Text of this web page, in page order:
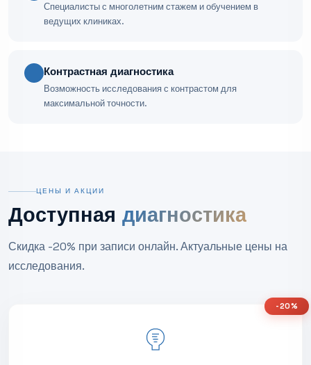
Специалисты с многолетним стажем и обучением в
ведущих клиниках.
Контрастная диагностика
Возможность исследования с контрастом для
максимальной точности.
ЦЕНЫ И АКЦИИ
Доступная диагностика
Скидка -20% при записи онлайн. Актуальные цены на
исследования.
-20%